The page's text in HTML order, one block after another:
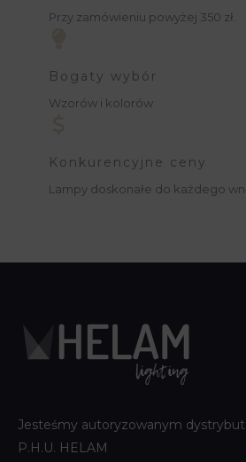
Przy zamówieniu powyżej 350 zł.
Bogaty wybór
Wzorów i kolorów
Konkurencyjne ceny
Lampy doskonałe do każdego
Jesteśmy autoryzowanym
P.H.U. HELAM